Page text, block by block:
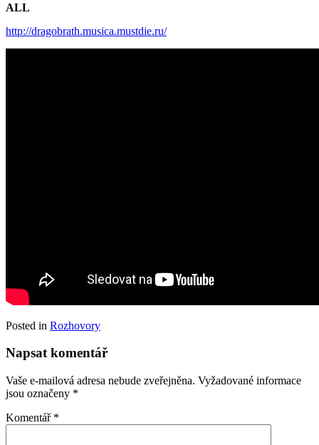
ALL
http://dragobrath.musica.mustdie.ru/
Posted in Rozhovory
Napsat komentář
Vaše e-mailová adresa nebude zveřejněna. Vyžadované informace
jsou označeny *
Komentář *